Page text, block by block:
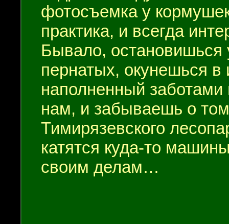
фотосъемка у
практика, и всегда
Бывало, остановишься
пернатых, окунешься
наполненный
нам, и забываешь о
Тимирязевского
катятся куда-то
своим делам…